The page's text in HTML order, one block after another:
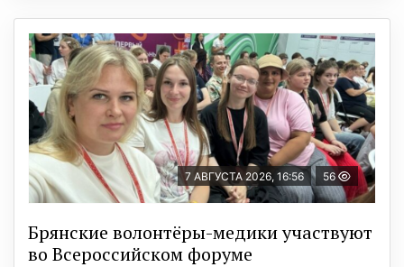
7 АВГУСТА 2026, 16:56 56
Брянские волонтёры-медики участвуют
во Всероссийском форуме